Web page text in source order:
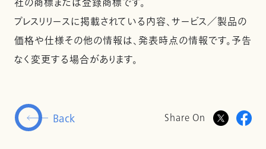
プレスリリースに掲載されている内容、サービス／製品の
価格や仕様その他の情報は、発表時点の情報です。予告
なく変更する場合があります。
Back Share On